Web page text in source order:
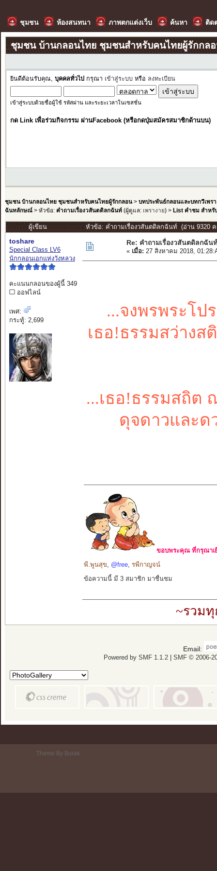
ชุมชน ห้องสนทนา ภาพตกแต่งเว็บ ค้นหา ติด
ชุมชน บ้านกลอนไทย ชุมชนสำหรับคนไทยผู้รักกล
ยินดีต้อนรับคุณ, บุคคลทั่วไป กรุณา เข้าสู่ระบบ หรือ ลงทะเบียน
เข้าสู่ระบบด้วยชื่อผู้ใช้ รหัสผ่าน และระยะเวลาในเซสชั่น
กด Link เพื่อร่วมกิจกรรม ผ่านFacebook (หรือกดปุ่มสมัครสมาชิกด้านบน)
ชุมชน บ้านกลอนไทย ชุมชนสำหรับคนไทยผู้รักกลอน> บทประพันธ์กลอนและบทกวีเพรา
ฉันทลักษณ์> หัวข้อ: คำถามเรื่องวสันตดิลกฉันท์(ผู้ดูแล: เพรางาย) > List คำชม สำหรั
ผู้เขียน หัวข้อ: คำถามเรื่องวสันตดิลกฉันท์ (อ่าน 9320 ค
toshare
Special Class LV6
นักกลอนเอกแห่งวังหลวง
คะแนนกลอนของผู้นี้ 349
ออฟไลน์
เพศ:
กระทู้: 2,699
Re: คำถามเรื่องวสันตดิลกฉันท์
« เมื่อ: 27 สิงหาคม 2018,
...จงพรพระโป
เธอ!ธรรมสว่างส
...เธอ!ธรรมสถิต
ดุจดาวและด
ขอบพระคุณ ที่กรุณาเ
พี.พูนสุข
@free, รพีกาญจน์
ข้อความนี้ มี 3 สมาชิก มาชื่นชม
~รวมทุ
Email:
Powered by SMF 1.1.2| SMF © 2006-
Theme By Burak